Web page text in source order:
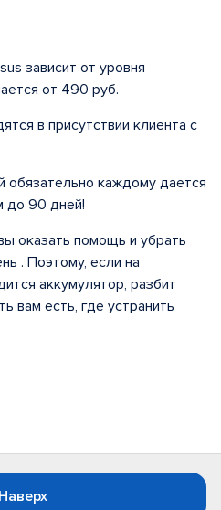
зависит от уровня
от 490 руб.
в присутствии клиента с
обязательно каждому дается
до 90 дней!
оказать помощь и убрать
. Поэтому, если на
аккумулятор, разбит
вам есть, где устранить
Наверх